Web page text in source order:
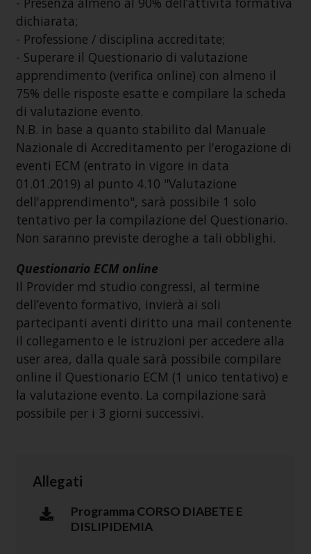
dichiarata;
- Professione / disciplina accreditate;
- Superare il Questionario di valutazione
apprendimento (verifica online) con almeno il
75% delle risposte esatte e compilare la scheda
di valutazione evento.
N.B. in base a quanto stabilito dal Manuale
Nazionale di Accreditamento per l'erogazione di
eventi ECM (entrato in vigore in data
01.01.2019) al punto 4.10 "Valutazione
dell'apprendimento", sarà possibile 1 solo
tentativo per la compilazione del Questionario.
Non saranno previste deroghe a tali obblighi.
Questionario ECM online
Il Provider md studio congressi, al termine
dell’evento formativo, invierà ai soli
partecipanti aventi diritto una mail contenente
il collegamento e le istruzioni per accedere alla
user area, dalla quale sarà possibile compilare
online il Questionario ECM (1 unico tentativo) e
la valutazione evento. La compilazione sarà
possibile per i 3 giorni successivi.
Allegati
Programma CORSO DIABETE E
DISLIPIDEMIA